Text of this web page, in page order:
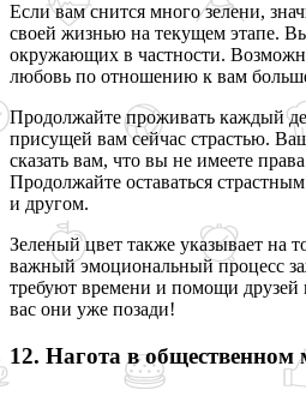
Если вам снится много зелени,
своей жизнью на текущем этапе.
окружающих в частности.
любовь по отношению к вам
Продолжайте проживать каждый
присущей вам сейчас страстью.
сказать вам, что вы не имеете
Продолжайте оставаться
и другом.
Зеленый цвет также указывает на
важный эмоциональный процесс
требуют времени и помощи друзей
вас они уже позади!
12. Нагота в общественном